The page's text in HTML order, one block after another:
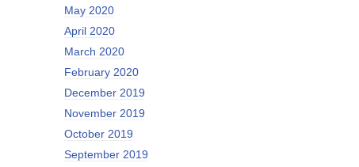
May 2020
April 2020
March 2020
February 2020
December 2019
November 2019
October 2019
September 2019